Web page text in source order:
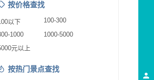
按价格查找
以下
100-300
1000
1000-5000
元以上
按热门景点查找